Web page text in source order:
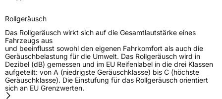
Fahrzeugklasse
3PMSF / Schneeflockensymbol / Alpine-Symbol
EPREL ID509495
Allgemeine Produktsicherheit (GPSR)
Rollgeräusch
Das Rollgeräusch wirkt sich auf die Gesamtlautstärke eines
Fahrzeugs aus
und beeinflusst sowohl den eigenen Fahrkomfort als auch die
Geräuschbelastung für die Umwelt. Das Rollgeräusch wird in
Dezibel (dB) gemessen und im EU Reifenlabel in die drei Klassen
aufgeteilt: von A (niedrigste Geräuschklasse) bis C (höchste
Geräuschklasse). Die Einstufung für das Rollgeräusch orientiert
sich an EU Grenzwerten.